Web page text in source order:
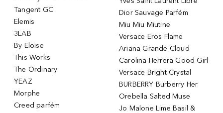
Tangent GC
Elemis
3LAB
By Eloise
This Works
The Ordinary
YEAZ
Morphe
Creed parfém
Dior Sauvage Parfém
Miu Miu Miutine
Versace Eros Flame
Ariana Grande Cloud
Carolina Herrera Good Girl
Versace Bright Crystal
BURBERRY Burberry Her
Orebella Salted Muse
Jo Malone Lime Basil &